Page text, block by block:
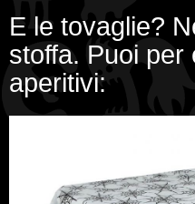
E le tovaglie?
stoffa. Puoi per
aperitivi: